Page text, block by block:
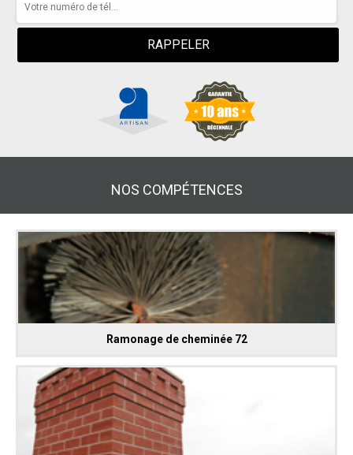
NOS COMPÉTENCES
Ramonage de cheminée 72